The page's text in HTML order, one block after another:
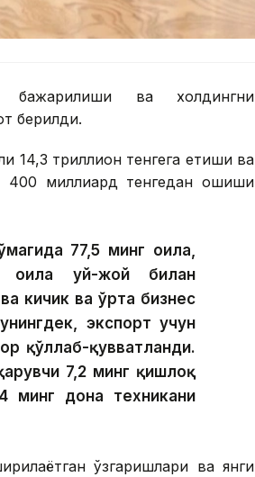
бажарилиши ва холдингни
берилди.
14,3 триллион тенгега етиши ва
400 миллиард тенгедан ошиши
77,5 минг оила,
оила уй-жой билан
кичик ва ўрта бизнес
экспорт учун
қўллаб-қувватланди.
7,2 минг қишлоқ
минг дона техникани
ўзгаришлари ва янги